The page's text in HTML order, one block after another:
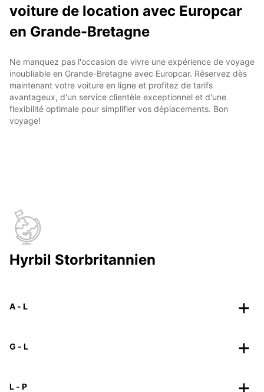
voiture de location avec Europcar
en Grande-Bretagne
Ne manquez pas l'occasion de vivre une expérience de voyage
inoubliable en Grande-Bretagne avec Europcar. Réservez dès
maintenant votre voiture en ligne et profitez de tarifs
avantageux, d'un service clientèle exceptionnel et d'une
flexibilité optimale pour simplifier vos déplacements. Bon
voyage!
Hyrbil Storbritannien
A - L
G - L
L - P